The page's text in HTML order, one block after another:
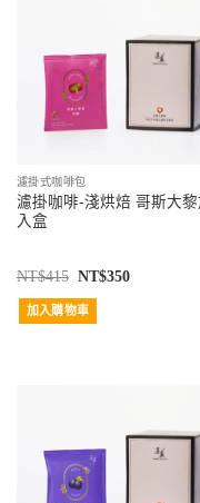
濾掛式咖啡包
濾掛咖啡-淺烘焙 哥斯大黎
入盒
NT$415 NT$350
加入購物車